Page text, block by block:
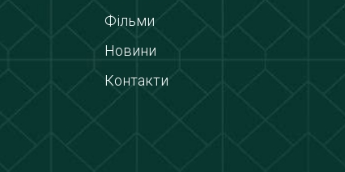
Фільми
Новини
Контакти